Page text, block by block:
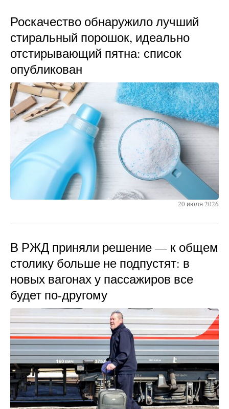
Роскачество обнаружило лучший
стиральный порошок, идеально
отстирывающий пятна: список
опубликован
20 июля 2026
В РЖД приняли решение — к общем
столику больше не подпустят: в
новых вагонах у пассажиров все
будет по-другому